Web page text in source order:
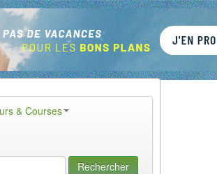
& Courses
Rechercher